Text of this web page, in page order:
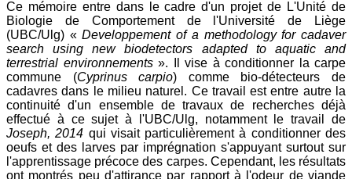
Ce mémoire entre dans le cadre d'un projet de L'Unité de
Biologie de Comportement de l'Université de Liège
(UBC/Ulg) «Developpement of a methodology for cadaver
search using new biodetectors adapted to aquatic and
terrestrial environnements ». Il vise à conditionner la carpe
commune (Cyprinus carpio) comme bio-détecteurs de
cadavres dans le milieu naturel. Ce travail est entre autre la
continuité d'un ensemble de travaux de recherches déjà
effectué à ce sujet à l'UBC/Ulg, notamment le travail de
Joseph, 2014 qui visait particulièrement à conditionner des
oeufs et des larves par imprégnation s'appuyant surtout sur
l'apprentissage précoce des carpes. Cependant, les résultats
ont montrés peu d'attirance par rapport à l'odeur de viande